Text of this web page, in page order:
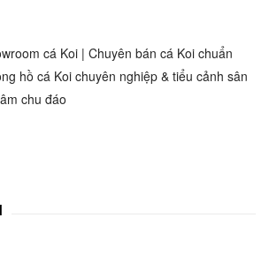
cá Koi | Chuyên bán cá Koi chuẩn
hồ cá Koi chuyên nghiệp & tiểu cảnh sân
chu đáo